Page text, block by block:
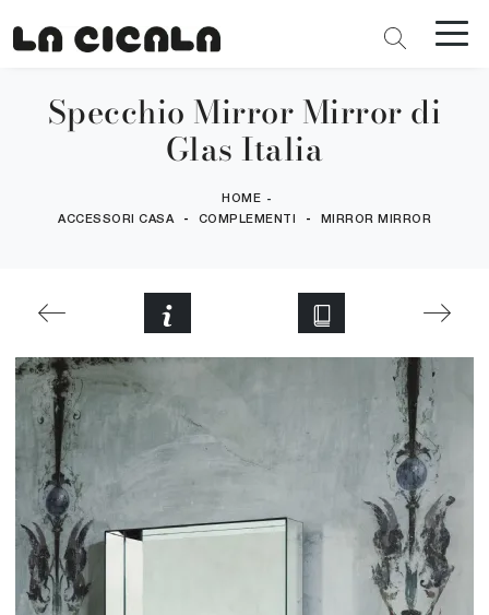
Specchio Mirror Mirror di
Glas Italia
HOME -
ACCESSORI CASA - COMPLEMENTI - MIRROR MIRROR